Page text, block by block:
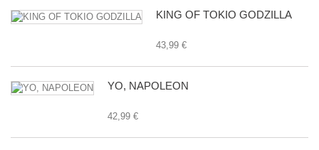
KING OF TOKIO GODZILLA
43,99 €
YO, NAPOLEON
42,99 €